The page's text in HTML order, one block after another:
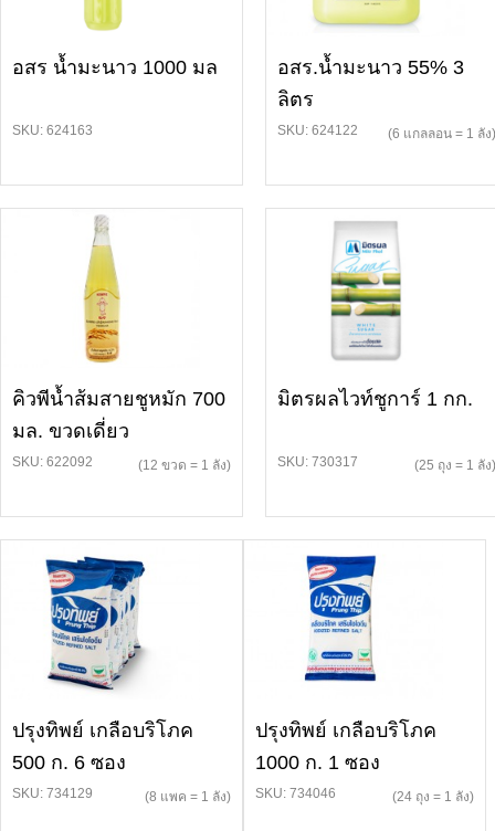
อสร น้ำมะนาว 1000 มล
SKU: 624163
อสร.น้ำมะนาว 55% 3
ลิตร
SKU: 624122 (6 แกลลอน = 1 ลัง)
คิวพีน้ำส้มสายชูหมัก 700
มล. ขวดเดี่ยว
SKU: 622092 (12 ขวด = 1 ลัง)
มิตรผลไวท์ชูการ์ 1 กก.
SKU: 730317 (25 ถุง = 1 ลัง)
ปรุงทิพย์ เกลือบริโภค
500 ก. 6 ซอง
SKU: 734129 (8 แพค = 1 ลัง)
ปรุงทิพย์ เกลือบริโภค
1000 ก. 1 ซอง
SKU: 734046 (24 ถุง = 1 ลัง)